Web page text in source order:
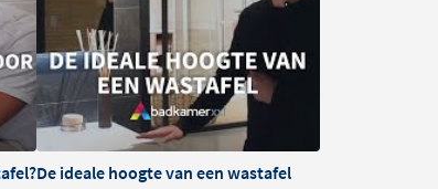
De ideale hoogte van een wastafel